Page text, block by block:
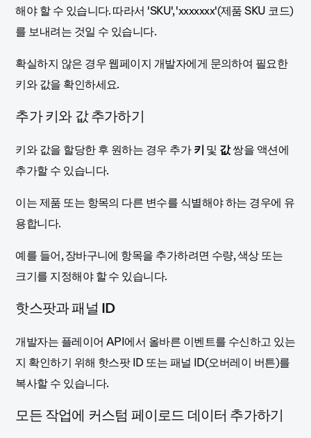
해야 할 수 있습니다. 따라서 'SKU', 'xxxxxxx'(제품 SKU 코드)
를 보내려는 것일 수 있습니다.
확실하지 않은 경우 웹페이지 개발자에게 문의하여 필요한
키와 값을 확인하세요.
추가 키와 값 추가하기
키와 값을 할당한 후 원하는 경우 추가키및값쌍을 액션에
추가할 수 있습니다.
이는 제품 또는 항목의 다른 변수를 식별해야 하는 경우에 유
용합니다.
예를 들어, 장바구니에 항목을 추가하려면 수량, 색상 또는
크기를 지정해야 할 수 있습니다.
핫스팟과 패널 ID
개발자는 플레이어 API에서 올바른 이벤트를 수신하고 있는
지 확인하기 위해 핫스팟 ID 또는 패널 ID(오버레이 버튼)를
복사할 수 있습니다.
모든 작업에 커스텀 페이로드 데이터 추가하기